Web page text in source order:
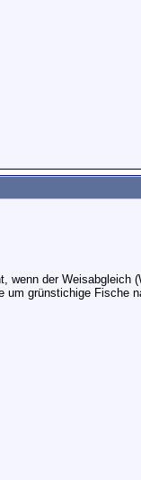
der Weisabgleich
um grünstichige Fische